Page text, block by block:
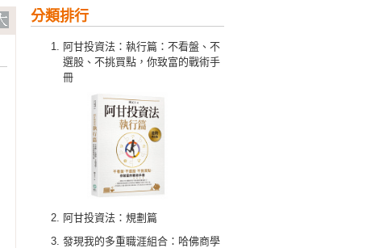
分類排行
阿甘投資法：執行篇：不看盤、不
選股、不挑買點，你致富的戰術手
冊
阿甘投資法：規劃篇
發現我的多重職涯組合：哈佛商學